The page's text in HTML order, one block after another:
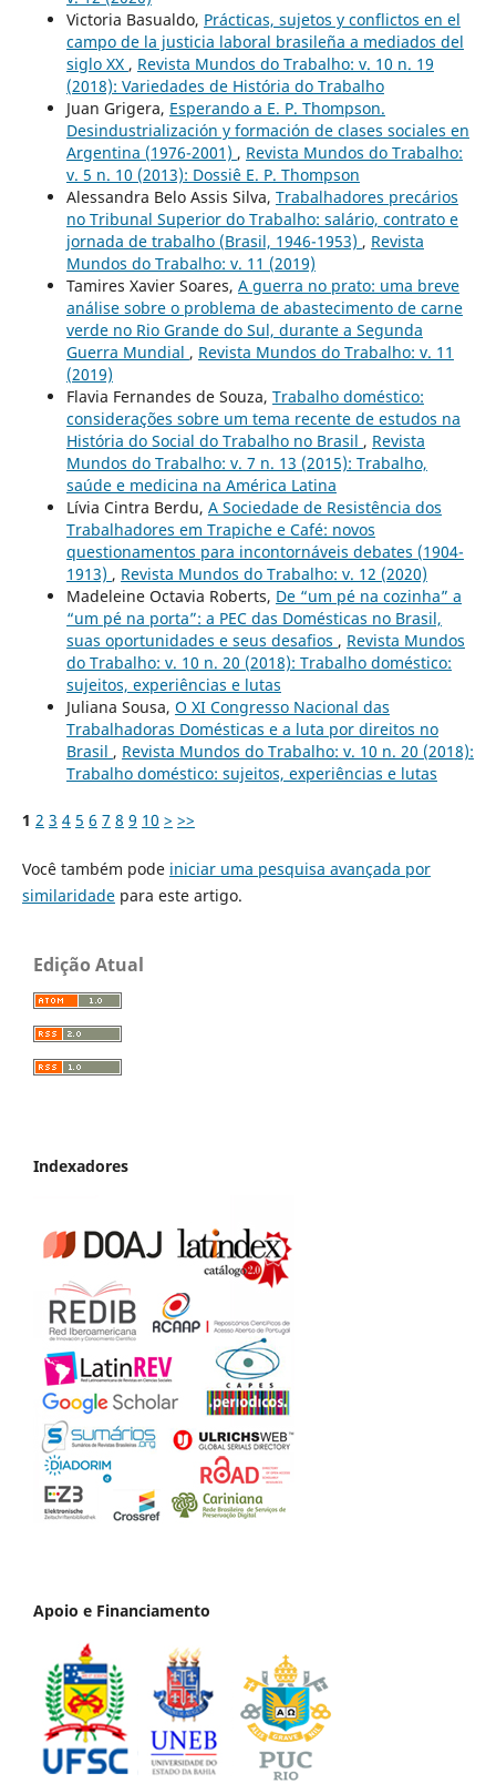
Victoria Basualdo, Prácticas, sujetos y conflictos en el
campo de la justicia laboral brasileña a mediados del
siglo XX , Revista Mundos do Trabalho: v. 10 n. 19
(2018): Variedades de História do Trabalho
Juan Grigera, Esperando a E. P. Thompson.
Desindustrialización y formación de clases sociales en
Argentina (1976-2001) , Revista Mundos do Trabalho:
v. 5 n. 10 (2013): Dossiê E. P. Thompson
Alessandra Belo Assis Silva, Trabalhadores precários
no Tribunal Superior do Trabalho: salário, contrato e
jornada de trabalho (Brasil, 1946-1953) , Revista
Mundos do Trabalho: v. 11 (2019)
Tamires Xavier Soares, A guerra no prato: uma breve
análise sobre o problema de abastecimento de carne
verde no Rio Grande do Sul, durante a Segunda
Guerra Mundial , Revista Mundos do Trabalho: v. 11
(2019)
Flavia Fernandes de Souza, Trabalho doméstico:
considerações sobre um tema recente de estudos na
História do Social do Trabalho no Brasil , Revista
Mundos do Trabalho: v. 7 n. 13 (2015): Trabalho,
saúde e medicina na América Latina
Lívia Cintra Berdu, A Sociedade de Resistência dos
Trabalhadores em Trapiche e Café: novos
questionamentos para incontornáveis debates (1904-
1913) , Revista Mundos do Trabalho: v. 12 (2020)
Madeleine Octavia Roberts, De “um pé na cozinha” a
“um pé na porta”: a PEC das Domésticas no Brasil,
suas oportunidades e seus desafios , Revista Mundos
do Trabalho: v. 10 n. 20 (2018): Trabalho doméstico:
sujeitos, experiências e lutas
Juliana Sousa, O XI Congresso Nacional das
Trabalhadoras Domésticas e a luta por direitos no
Brasil , Revista Mundos do Trabalho: v. 10 n. 20 (2018):
Trabalho doméstico: sujeitos, experiências e lutas
1 2 3 4 5 6 7 8 9 10 > >>
Você também pode iniciar uma pesquisa avançada por
similaridadepara este artigo.
Edição Atual
Indexadores
Apoio e Financiamento